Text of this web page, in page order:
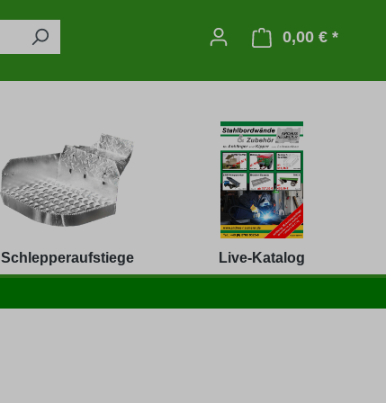
0,00 € *
Schlepperaufstiege Live-Katalog